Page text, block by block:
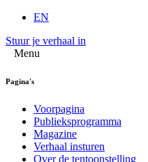
EN
Stuur je verhaal in
Menu
Pagina's
Voorpagina
Publieksprogramma
Magazine
Verhaal insturen
Over de tentoonstelling